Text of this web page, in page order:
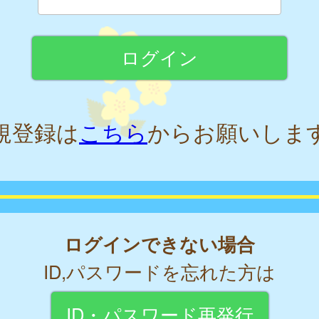
登録はこちらからお願いしま
ログインできない場合
ID,パスワードを忘れた方は